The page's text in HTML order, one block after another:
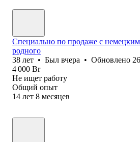
Специально по продаже с
родного
38 лет • Был вчера • Обновлено
4 000 Br
Не ищет работу
Общий опыт
14 лет 8 месяцев